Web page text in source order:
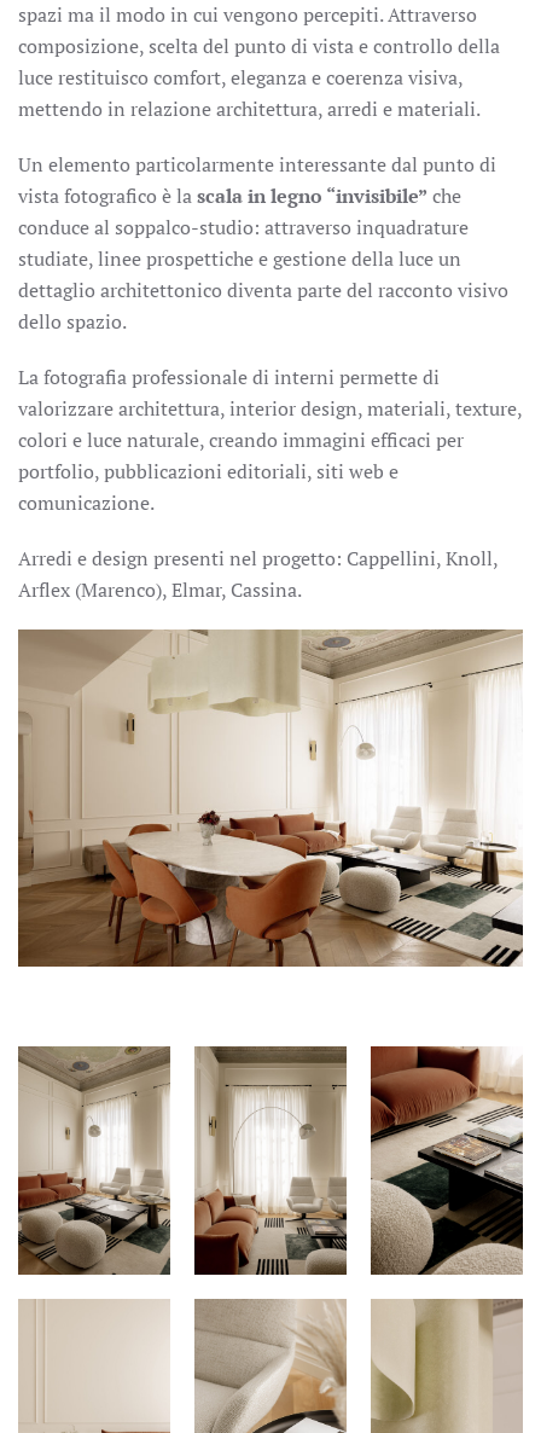
spazi ma il modo in cui vengono percepiti. Attraverso
composizione, scelta del punto di vista e controllo della
luce restituisco comfort, eleganza e coerenza visiva,
mettendo in relazione architettura, arredi e materiali.
Un elemento particolarmente interessante dal punto di
vista fotografico è lascala in legno “invisibile” che
conduce al soppalco-studio: attraverso inquadrature
studiate, linee prospettiche e gestione della luce un
dettaglio architettonico diventa parte del racconto visivo
dello spazio.
La fotografia professionale di interni permette di
valorizzare architettura, interior design, materiali, texture,
colori e luce naturale, creando immagini efficaci per
portfolio, pubblicazioni editoriali, siti web e
comunicazione.
Arredi e design presenti nel progetto: Cappellini, Knoll,
Arflex (Marenco), Elmar, Cassina.